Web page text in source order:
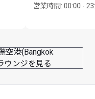
営業時間: 00:00 -
空港(Bangkok
ウンジを見る